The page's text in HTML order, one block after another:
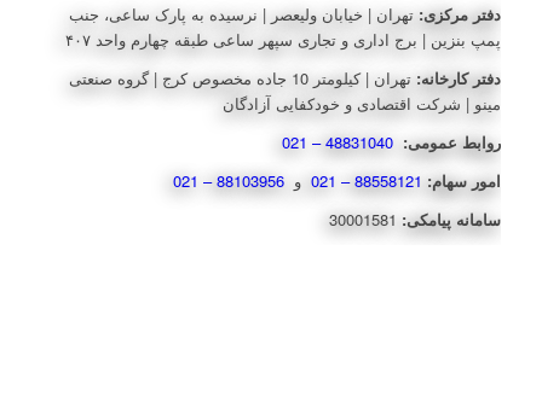
دفتر مرکزی: تهران | خیابان ولیعصر | نرسیده به پارک ساعی، جنب
پمپ بنزین | برج اداری و تجاری سپهر ساعی طبقه چهارم واحد ۴۰۷
دفتر کارخانه:
تهران | کیلومتر 10 جاده مخصوص کرج | گروه صنعتی
مینو | شرکت اقتصادی و خودکفایی آزادگان
روابط عمومی:
امور سهام: 88558121 – 021 و
سامانه پیامکی: